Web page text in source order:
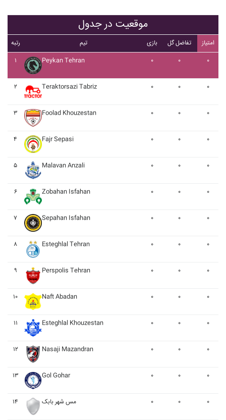
موقعیت در جدول
رتبه تیم بازی تفاضل گل
امتیاز
۱
Peykan Tehran ۰ ۰ ۰
۲ Teraktorsazi Tabriz ۰ ۰ ۰
۳ Foolad Khouzestan ۰ ۰ ۰
۴ Fajr Sepasi ۰ ۰ ۰
۵ Malavan Anzali ۰ ۰ ۰
۶ Zobahan Isfahan ۰ ۰ ۰
۷ Sepahan Isfahan ۰ ۰ ۰
۸ Esteghlal Tehran ۰ ۰ ۰
۹ Perspolis Tehran ۰ ۰ ۰
۱۰ Naft Abadan ۰ ۰ ۰
۱۱ Esteghlal Khouzestan ۰ ۰ ۰
۱۲ Nasaji Mazandran ۰ ۰ ۰
۱۳ Gol Gohar ۰ ۰ ۰
۱۴ مس شهر بابک ۰ ۰ ۰